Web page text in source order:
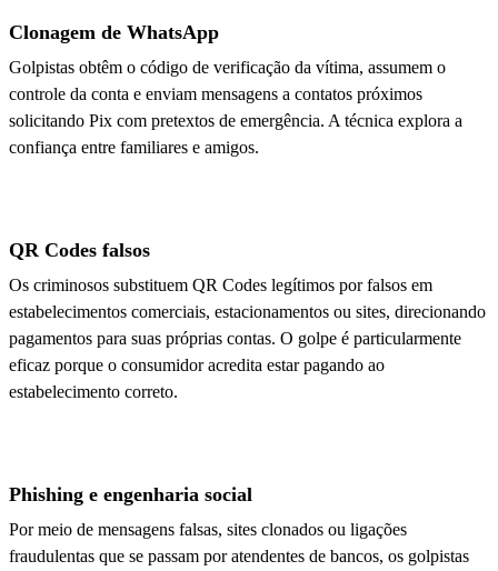
Clonagem de WhatsApp
Golpistas obtêm o código de verificação da vítima, assumem o
controle da conta e enviam mensagens a contatos próximos
solicitando Pix com pretextos de emergência. A técnica explora a
confiança entre familiares e amigos.
QR Codes falsos
Os criminosos substituem QR Codes legítimos por falsos em
estabelecimentos comerciais, estacionamentos ou sites, direcionando
pagamentos para suas próprias contas. O golpe é particularmente
eficaz porque o consumidor acredita estar pagando ao
estabelecimento correto.
Phishing e engenharia social
Por meio de mensagens falsas, sites clonados ou ligações
fraudulentas que se passam por atendentes de bancos, os golpistas